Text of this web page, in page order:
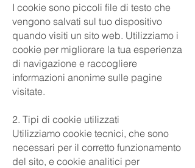
I cookie sono piccoli file di testo che
vengono salvati sul tuo dispositivo
quando visiti un sito web. Utilizziamo i
cookie per migliorare la tua esperienza
di navigazione e raccogliere
informazioni anonime sulle pagine
visitate.
2. Tipi di cookie utilizzati
Utilizziamo cookie tecnici, che sono
necessari per il corretto funzionamento
del sito, e cookie analitici per